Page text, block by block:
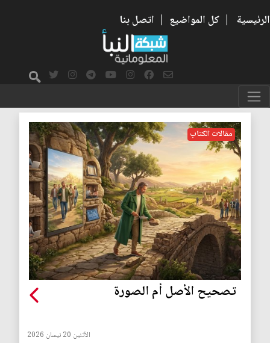
الرئيسية | كل المواضيع | اتصل بنا
الصورة
مقالات الكتاب
تصحيح الأصل أم الصورة
الأثنين 20 نيسان 2026